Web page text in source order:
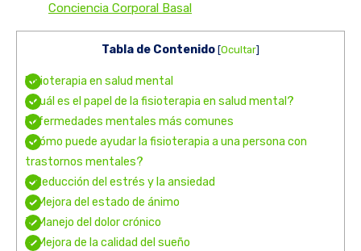
Conciencia Corporal Basal
Tabla de Contenido [Ocultar]
Fisioterapia en salud mental
¿Cuál es el papel de la fisioterapia en salud mental?
Enfermedades mentales más comunes
¿Cómo puede ayudar la fisioterapia a una persona con
trastornos mentales?
1. Reducción del estrés y la ansiedad
2. Mejora del estado de ánimo
3. Manejo del dolor crónico
4. Mejora de la calidad del sueño